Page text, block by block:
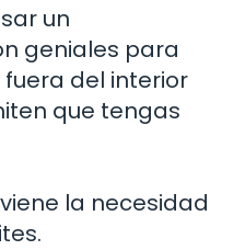
un
geniales para
del interior
que tengas
la necesidad